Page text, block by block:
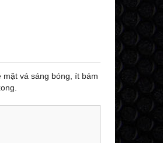
vá sáng bóng, ít bám